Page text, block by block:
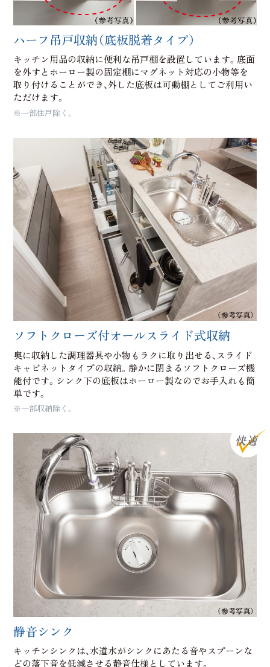
ハーフ吊戸収納（底板脱着タイプ）
キッチン用品の収納に便利な吊戸棚を設置しています。底面
を外すとホーロー製の固定棚にマグネット対応の小物等を
取り付けることができ、外した底板は可動棚としてご利用い
ただけます。
※一部住戸除く。
（参考写真）
ソフトクローズ付オールスライド式収納
奥に収納した調理器具や小物もラクに取り出せる、スライド
キャビネットタイプの収納。静かに閉まるソフトクローズ機
能付です。シンク下の底板はホーロー製なのでお手入れも簡
単です。
※一部収納除く。
（参考写真）
静音シンク
キッチンシンクは、水道水がシンクにあたる音やスプーンな
どの落下音を低減させる静音仕様としています。